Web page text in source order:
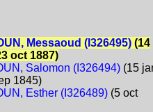
Messaoud (I326495)(14
oct 1887)
Salomon (I326494)(15
1845)
Esther (I326489)(5 oct